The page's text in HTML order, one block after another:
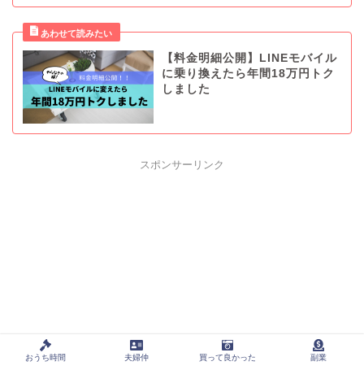
【料金明細公開】LINEモバイル
に乗り換えたら年間18万円トク
しました
スポンサーリンク
おうち時間 夫婦仲 買って良かった 副業